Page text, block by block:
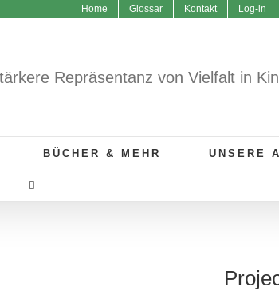
Home Glossar Kontakt Log-in
Repräsentanz von Vielfalt in
BÜCHER & MEHR UNSERE